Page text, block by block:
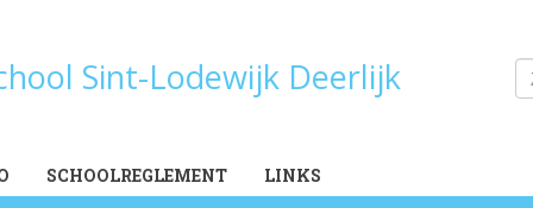
Sint-Lodewijk Deerlijk
SCHOOLREGLEMENT LINKS